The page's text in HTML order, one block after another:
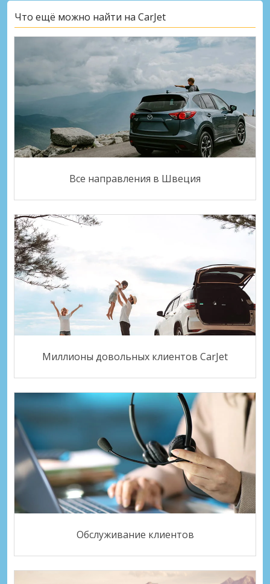
Что ещё можно найти на CarJet
Все направления в Швеция
Миллионы довольных клиентов CarJet
Обслуживание клиентов